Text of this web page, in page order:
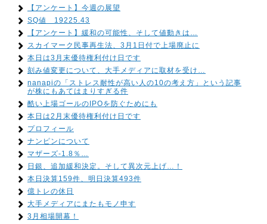
【アンケート】今週の展望
SQ値 19225.43
【アンケート】緩和の可能性、そして値動きは…
スカイマーク民事再生法、3月1日付で上場廃止に
本日は3月末優待権利付け日です
刻み値変更について、大手メディアに取材を受け…
nanapiの「ストレス耐性が高い人の10の考え方」という記事
が株にもあてはまりすぎる件
酷い上場ゴールのIPOを防ぐためにも
本日は2月末優待権利付け日です
プロフィール
ナンピンについて
マザーズ-1.8％…
日銀、追加緩和決定。そして異次元上げ…！
本日決算159件、明日決算493件
億トレの休日
大手メディアにまたもモノ申す
3月相場開幕！